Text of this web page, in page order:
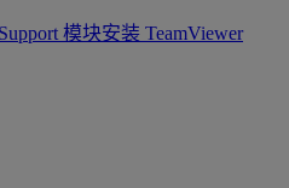
模块安装 TeamViewer